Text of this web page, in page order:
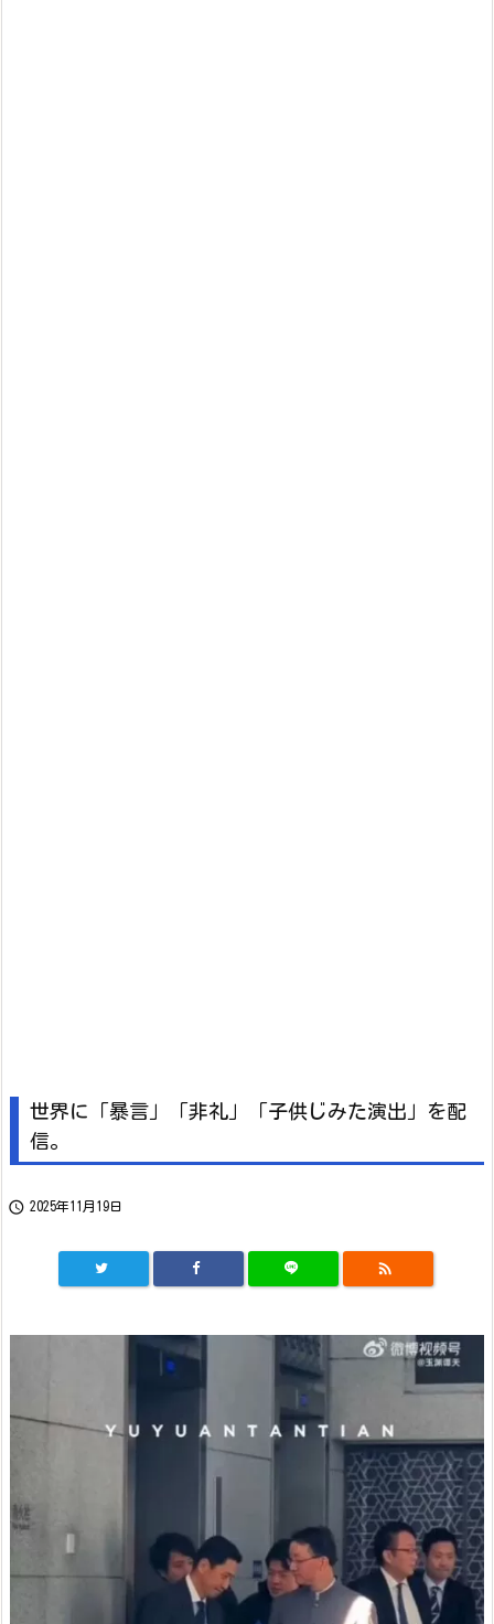
世界に「暴言」「非礼」「子供じみた演出」を配
信。
 2025年11月19日
